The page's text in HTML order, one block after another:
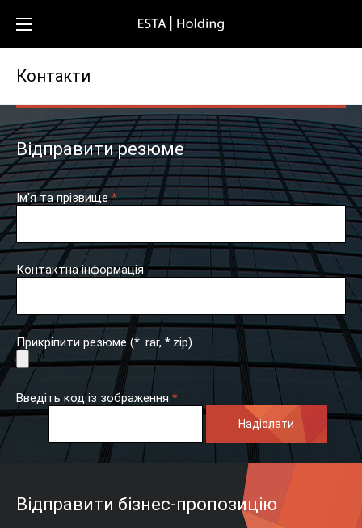
Контакти
Відправити резюме
Ім'я та прізвище*
Контактна інформація
Прикріпити резюме (* .rar, *.zip)
Введіть код із зображення *
Відправити бізнес-пропозицію